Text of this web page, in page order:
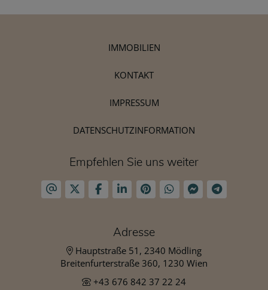
IMMOBILIEN
KONTAKT
IMPRESSUM
DATENSCHUTZINFORMATION
Empfehlen Sie uns weiter
Adresse
Hauptstraße 51, 2340 Mödling
Breitenfurterstraße 360, 1230 Wien
+43 676 842 37 22 24